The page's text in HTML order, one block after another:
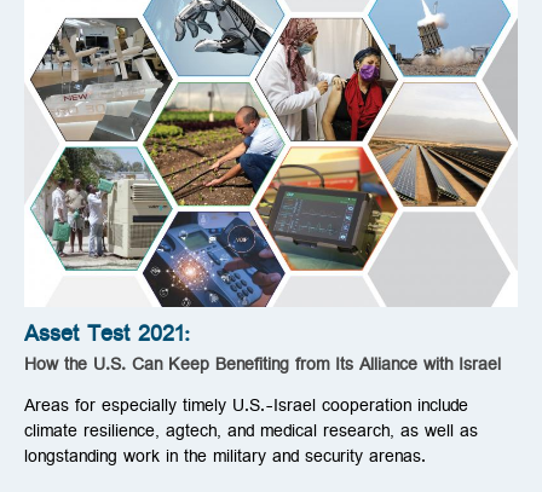
Asset Test 2021:
How the U.S. Can Keep Benefiting from Its Alliance with Israel
Areas for especially timely U.S.-Israel cooperation include
climate resilience, agtech, and medical research, as well as
longstanding work in the military and security arenas.